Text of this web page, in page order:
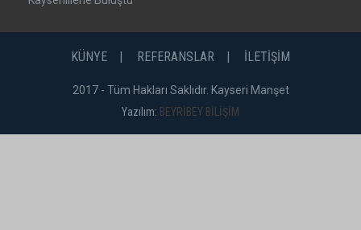
KÜNYE REFERANSLAR İLETİŞİM
2017 - Tüm Hakları Saklıdır. Kayseri Manşet
Yazılım: BEYRİBEY BİLİŞİM